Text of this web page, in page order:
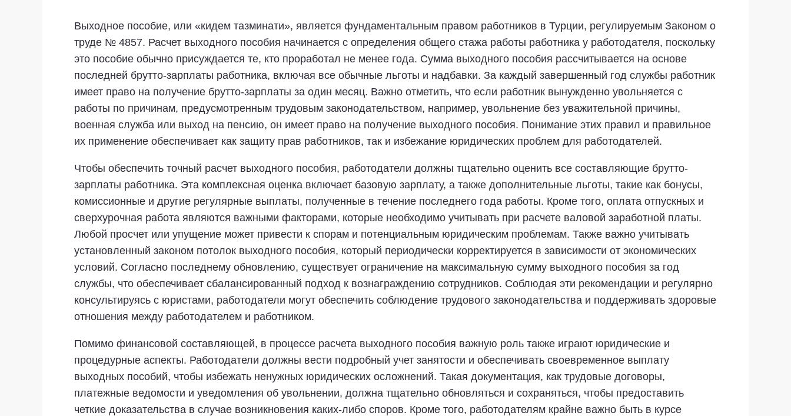
Выходное пособие, или «кидем тазминати», является фундаментальным правом работников в Турции, регулируемым Законом о
труде № 4857. Расчет выходного пособия начинается с определения общего стажа работы работника у работодателя, поскольку
это пособие обычно присуждается те, кто проработал не менее года. Сумма выходного пособия рассчитывается на основе
последней брутто-зарплаты работника, включая все обычные льготы и надбавки. За каждый завершенный год службы работник
имеет право на получение брутто-зарплаты за один месяц. Важно отметить, что если работник вынужденно увольняется с
работы по причинам, предусмотренным трудовым законодательством, например, увольнение без уважительной причины,
военная служба или выход на пенсию, он имеет право на получение выходного пособия. Понимание этих правил и правильное
их применение обеспечивает как защиту прав работников, так и избежание юридических проблем для работодателей.
Чтобы обеспечить точный расчет выходного пособия, работодатели должны тщательно оценить все составляющие брутто-
зарплаты работника. Эта комплексная оценка включает базовую зарплату, а также дополнительные льготы, такие как бонусы,
комиссионные и другие регулярные выплаты, полученные в течение последнего года работы. Кроме того, оплата отпускных и
сверхурочная работа являются важными факторами, которые необходимо учитывать при расчете валовой заработной платы.
Любой просчет или упущение может привести к спорам и потенциальным юридическим проблемам. Также важно учитывать
установленный законом потолок выходного пособия, который периодически корректируется в зависимости от экономических
условий. Согласно последнему обновлению, существует ограничение на максимальную сумму выходного пособия за год
службы, что обеспечивает сбалансированный подход к вознаграждению сотрудников. Соблюдая эти рекомендации и регулярно
консультируясь с юристами, работодатели могут обеспечить соблюдение трудового законодательства и поддерживать здоровые
отношения между работодателем и работником.
Помимо финансовой составляющей, в процессе расчета выходного пособия важную роль также играют юридические и
процедурные аспекты. Работодатели должны вести подробный учет занятости и обеспечивать своевременное выплату
выходных пособий, чтобы избежать ненужных юридических осложнений. Такая документация, как трудовые договоры,
платежные ведомости и уведомления об увольнении, должна тщательно обновляться и сохраняться, чтобы предоставить
четкие доказательства в случае возникновения каких-либо споров. Кроме того, работодателям крайне важно быть в курсе